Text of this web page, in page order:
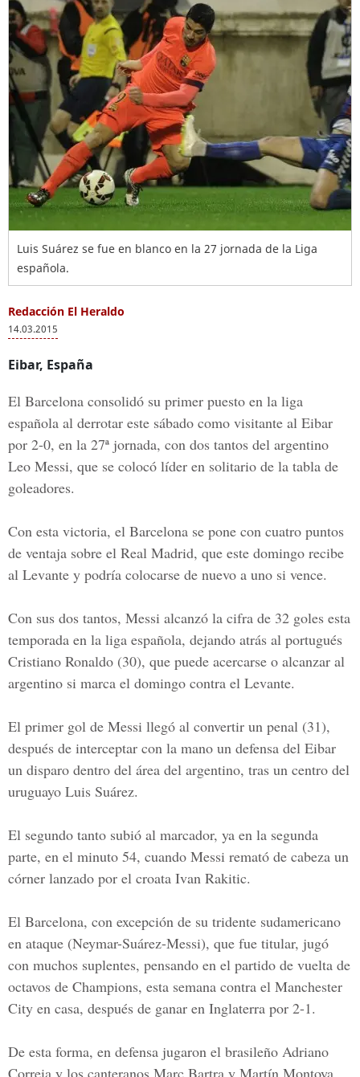
Luis Suárez se fue en blanco en la 27 jornada de la Liga
española.
Redacción El Heraldo
14.03.2015
Eibar, España
El Barcelona consolidó su primer puesto en la liga
española al derrotar este sábado como visitante al Eibar
por 2-0, en la 27ª jornada, con dos tantos del argentino
Leo Messi, que se colocó líder en solitario de la tabla de
goleadores.
Con esta victoria, el Barcelona se pone con cuatro puntos
de ventaja sobre el Real Madrid, que este domingo recibe
al Levante y podría colocarse de nuevo a uno si vence.
Con sus dos tantos, Messi alcanzó la cifra de 32 goles esta
temporada en la liga española, dejando atrás al portugués
Cristiano Ronaldo (30), que puede acercarse o alcanzar al
argentino si marca el domingo contra el Levante.
El primer gol de Messi llegó al convertir un penal (31),
después de interceptar con la mano un defensa del Eibar
un disparo dentro del área del argentino, tras un centro del
uruguayo Luis Suárez.
El segundo tanto subió al marcador, ya en la segunda
parte, en el minuto 54, cuando Messi remató de cabeza un
córner lanzado por el croata Ivan Rakitic.
El Barcelona, con excepción de su tridente sudamericano
en ataque (Neymar-Suárez-Messi), que fue titular, jugó
con muchos suplentes, pensando en el partido de vuelta de
octavos de Champions, esta semana contra el Manchester
City en casa, después de ganar en Inglaterra por 2-1.
De esta forma, en defensa jugaron el brasileño Adriano
Correia y los canteranos Marc Bartra y Martín Montoya,